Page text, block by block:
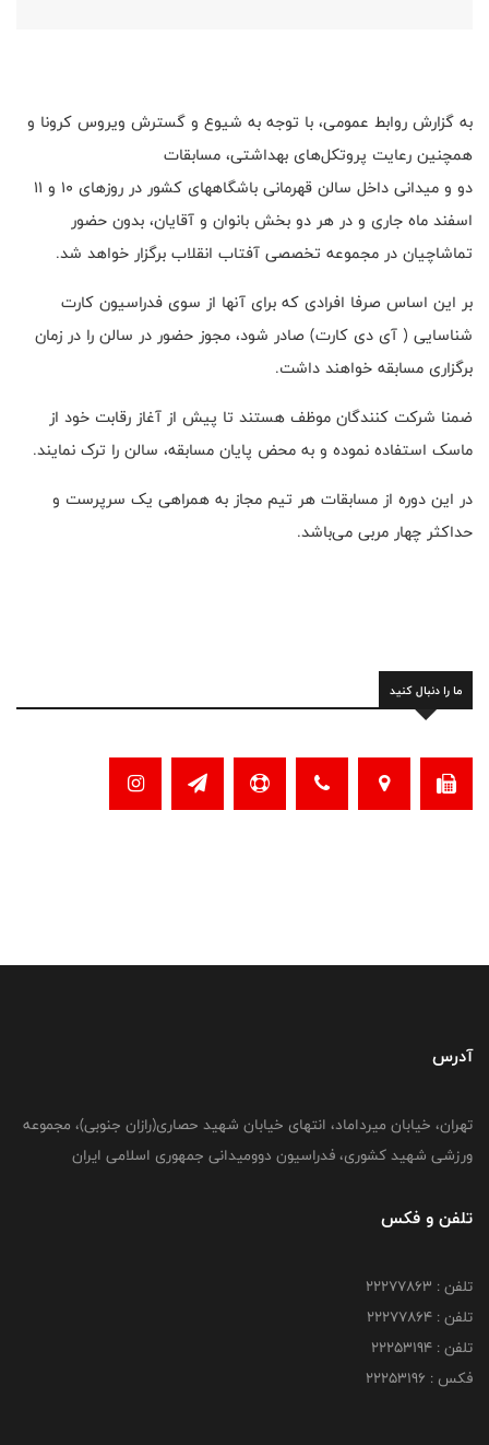
به گزارش روابط عمومی، با توجه به شیوع و گسترش ویروس کرونا و
همچنین رعایت پروتکل‌های بهداشتی، مسابقات
دو و میدانی داخل سالن قهرمانی باشگاههای کشور در روزهای ۱۰ و ۱۱
اسفند ماه جاری و در هر دو بخش بانوان و آقایان، بدون حضور
تماشاچیان در مجموعه تخصصی آفتاب انقلاب برگزار خواهد شد.
بر این اساس صرفا افرادی که برای آنها از سوی فدراسیون کارت
شناسایی ( آی دی کارت) صادر شود، مجوز حضور در سالن را در زمان
برگزاری مسابقه خواهند داشت.
ضمنا شرکت کنندگان موظف هستند تا پیش از آغاز رقابت خود از
ماسک استفاده نموده و به محض پایان مسابقه، سالن را ترک نمایند.
در این دوره از مسابقات هر تیم مجاز به همراهی یک سرپرست و
حداکثر چهار مربی می‌باشد.
ما را دنبال کنید
آدرس
تهران، خیابان میرداماد، انتهای خیابان شهید حصاری(رازان جنوبی)، مجموعه
ورزشی شهید کشوری، فدراسیون دوومیدانی جمهوری اسلامی ایران
تلفن و فکس
تلفن : 22277863
تلفن : 22277864
تلفن : 22253194
فکس : 22253196